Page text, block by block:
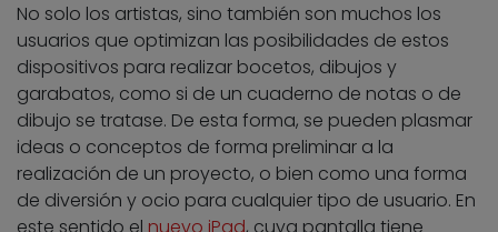
No solo los artistas, sino también son muchos los
usuarios que optimizan las posibilidades de estos
dispositivos para realizar bocetos, dibujos y
garabatos, como si de un cuaderno de notas o de
dibujo se tratase. De esta forma, se pueden plasmar
ideas o conceptos de forma preliminar a la
realización de un proyecto, o bien como una forma
de diversión y ocio para cualquier tipo de usuario. En